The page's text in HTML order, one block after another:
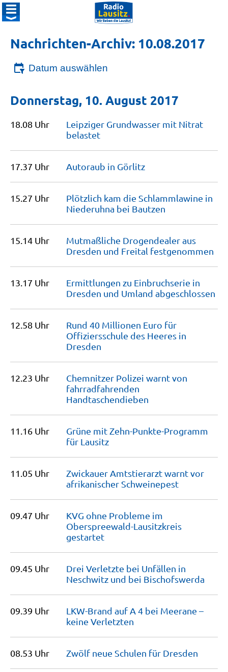
Nachrichten-Archiv: 10.08.2017
Datum auswählen
Donnerstag, 10. August 2017
18.08 Uhr
Leipziger Grundwasser mit Nitrat
belastet
17.37 Uhr Autoraub in Görlitz
15.27 Uhr
Plötzlich kam die Schlammlawine in
Niederuhna bei Bautzen
15.14 Uhr
Mutmaßliche Drogendealer aus
Dresden und Freital festgenommen
13.17 Uhr
Ermittlungen zu Einbruchserie in
Dresden und Umland abgeschlossen
12.58 Uhr
Rund 40 Millionen Euro für
Offiziersschule des Heeres in
Dresden
12.23 Uhr
Chemnitzer Polizei warnt von
fahrradfahrenden
Handtaschendieben
11.16 Uhr
Grüne mit Zehn-Punkte-Programm
für Lausitz
11.05 Uhr
Zwickauer Amtstierarzt warnt vor
afrikanischer Schweinepest
09.47 Uhr
KVG ohne Probleme im
Oberspreewald-Lausitzkreis
gestartet
09.45 Uhr
Drei Verletzte bei Unfällen in
Neschwitz und bei Bischofswerda
09.39 Uhr
LKW-Brand auf A 4 bei Meerane –
keine Verletzten
08.53 Uhr Zwölf neue Schulen für Dresden